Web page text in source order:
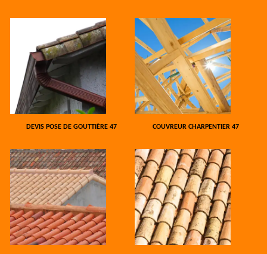
DEVIS POSE DE GOUTTIÈRE 47 COUVREUR CHARPENTIER 47